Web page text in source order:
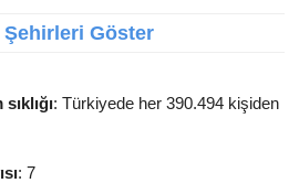
Şehirleri Göster
: Türkiyede her 390.494 kişiden
: 7